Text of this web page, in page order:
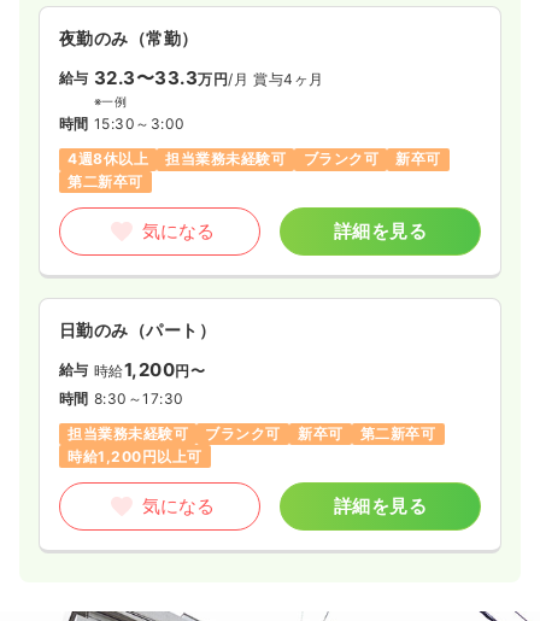
夜勤のみ（常勤）
給与 32.3〜33.3万円/月 賞与4ヶ月
※一例
時間 15:30～3:00
4週8休以上
担当業務未経験可 ブランク可
新卒可
第二新卒可
気になる 詳細を見る
日勤のみ（パート）
給与 時給1,200円〜
時間 8:30～17:30
担当業務未経験可
ブランク可 新卒可
第二新卒可
時給1,200円以上可
気になる 詳細を見る